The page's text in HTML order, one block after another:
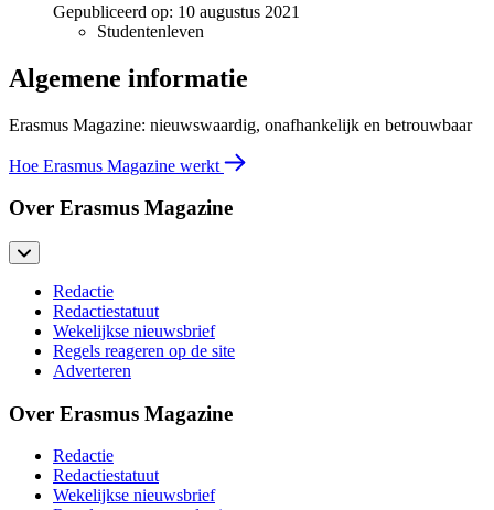
Gepubliceerd op: 10 augustus 2021
Studentenleven
Algemene informatie
Erasmus Magazine: nieuwswaardig, onafhankelijk en betrouwbaar
Hoe Erasmus Magazine werkt
Over Erasmus Magazine
Redactie
Redactiestatuut
Wekelijkse nieuwsbrief
Regels reageren op de site
Adverteren
Over Erasmus Magazine
Redactie
Redactiestatuut
Wekelijkse nieuwsbrief